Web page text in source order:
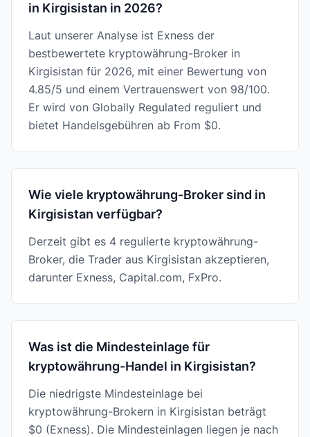
in Kirgisistan in 2026?
Laut unserer Analyse ist Exness der
bestbewertete kryptowährung-Broker in
Kirgisistan für 2026, mit einer Bewertung von
4.85/5 und einem Vertrauenswert von 98/100.
Er wird von Globally Regulated reguliert und
bietet Handelsgebühren ab From $0.
Wie viele kryptowährung-Broker sind in
Kirgisistan verfügbar?
Derzeit gibt es 4 regulierte kryptowährung-
Broker, die Trader aus Kirgisistan akzeptieren,
darunter Exness, Capital.com, FxPro.
Was ist die Mindesteinlage für
kryptowährung-Handel in Kirgisistan?
Die niedrigste Mindesteinlage bei
kryptowährung-Brokern in Kirgisistan beträgt
$0 (Exness). Die Mindesteinlagen liegen je nach